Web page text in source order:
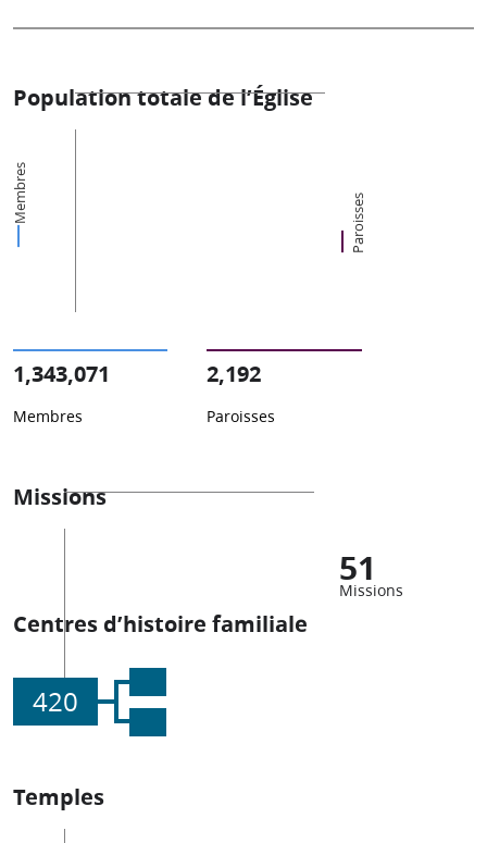
Population totale de l’Église
Membres Paroisses
1,343,071
Membres
2,192
Paroisses
Missions
51
Missions
Centres d’histoire familiale
420
Temples